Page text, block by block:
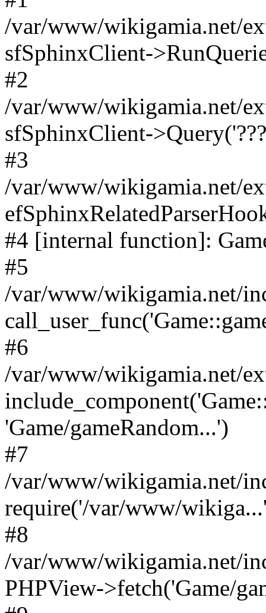
/var/www/wikigamia.net/
sfSphinxClient-
#2
/var/www/wikigamia.net/
sfSphinxClient-
#3
/var/www/wikigamia.net/
#4 [internal function]:
#5
/var/www/wikigamia.net/
#6
/var/www/wikigamia.net/
'Game/gameRandom...')
#7
/var/www/wikigamia.net/
require('/var/www/
#8
/var/www/wikigamia.net/
PHPView->fetch('Game/